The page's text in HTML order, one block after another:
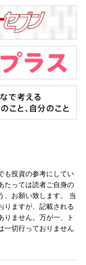
も投資の参考にしてい
たっては読者ご自身の
、お願い致します。 当
りますが、記載される
りません。万が一、ト
一切行っておりません